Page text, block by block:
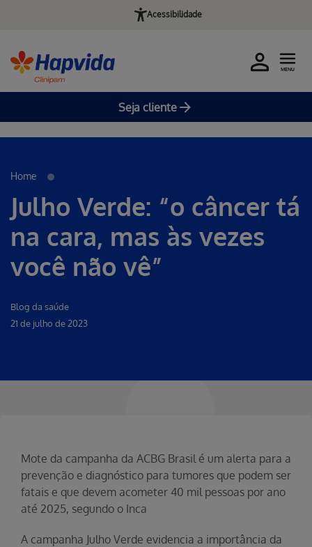
Pular para o Conteúdo principal
Acessibilidade
Seja cliente
MENU
Home
Julho Verde: “o câncer tá
na cara, mas às vezes
você não vê”
Blog da saúde
21 de julho de 2023
Mote da campanha da ACBG Brasil é um alerta para a
prevenção e diagnóstico para tumores que podem ser
fatais e que devem acometer 40 mil pessoas por ano
até 2025, segundo o Inca
A campanha Julho Verde evidencia a importância da